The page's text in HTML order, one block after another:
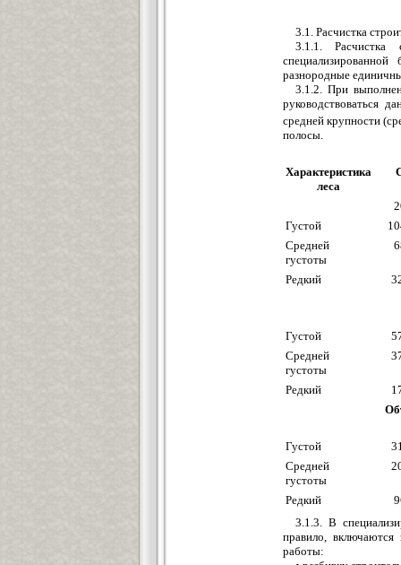
3.1. Расчистка
3.1.1. Расчистка
специализированной
разнородные
3.1.2. При
руководствоваться
средней крупности
полосы.
Характеристика
леса
Густой
Средней
густоты
Редкий
Густой
Средней
густоты
Редкий
Густой
Средней
густоты
Редкий
3.1.3. В
правило,
работы: